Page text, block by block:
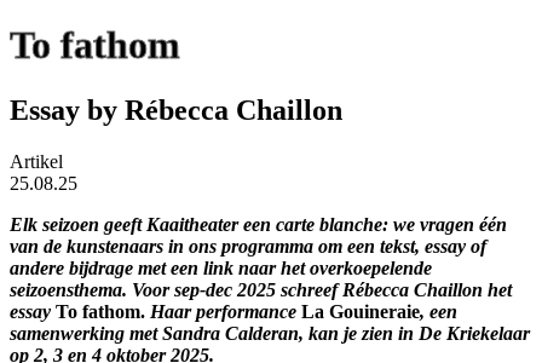
To fathom
Essay by Rébecca Chaillon
Artikel
25.08.25
Elk seizoen geeft Kaaitheater een carte blanche: we vragen één
van de kunstenaars in ons programma om een tekst, essay of
andere bijdrage met een link naar het overkoepelende
seizoensthema. Voor sep-dec 2025 schreef Rébecca Chaillon het
essay To fathom. Haar performance La Gouineraie, een
samenwerking met Sandra Calderan, kan je zien in De Kriekelaar
op 2, 3 en 4 oktober 2025.